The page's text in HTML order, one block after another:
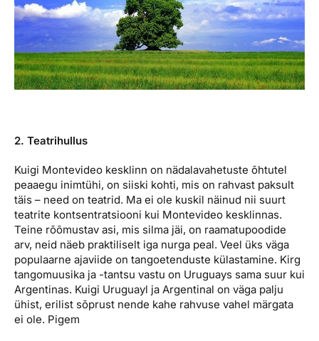
2. Teatrihullus
Kuigi Montevideo kesklinn on nädalavahetuste õhtutel
peaaegu inimtühi, on siiski kohti, mis on rahvast paksult
täis – need on teatrid. Ma ei ole kuskil näinud nii suurt
teatrite kontsentratsiooni kui Montevideo kesklinnas.
Teine rõõmustav asi, mis silma jäi, on raamatupoodide
arv, neid näeb praktiliselt iga nurga peal. Veel üks väga
populaarne ajaviide on tangoetenduste külastamine. Kirg
tangomuusika ja -tantsu vastu on Uruguays sama suur kui
Argentinas. Kuigi Uruguayl ja Argentinal on väga palju
ühist, erilist sõprust nende kahe rahvuse vahel märgata
ei ole. Pigem